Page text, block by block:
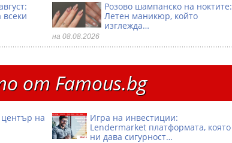
всеки
Розово шампанско на ноктите:
Летен маникюр, който
изглежда…
на 08.08.2026
от Famous.bg
център на
Игра на инвестиции:
Lendermarket платформата, която
ни дава сигурност…